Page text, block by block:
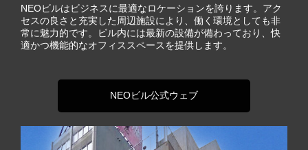
NEOビルはビジネスに最適なロケーションを誇ります。アク
セスの良さと充実した周辺施設により、働く環境としても非
常に魅力的です。ビル内には最新の設備が備わっており、快
適かつ機能的なオフィススペースを提供します。
NEOビル公式ウェブ